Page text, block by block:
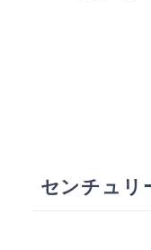
センチュリ